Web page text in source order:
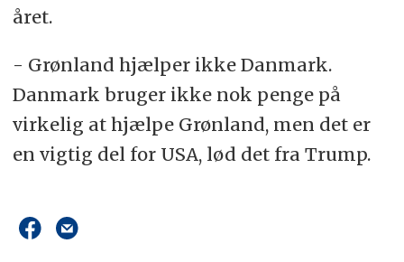
året.
- Grønland hjælper ikke Danmark.
Danmark bruger ikke nok penge på
virkelig at hjælpe Grønland, men det er
en vigtig del for USA, lød det fra Trump.